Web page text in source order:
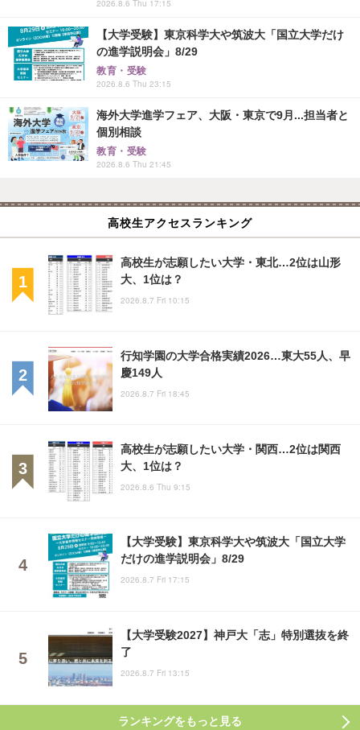
2026.8.6 Thu 17:15
【大学受験】東京科学大や筑波大「国立大学だけ
の進学説明会」8/29
教育・受験
2026.8.6 Thu 23:15
海外大学進学フェア、大阪・東京で9月...担当者と
個別相談
教育・受験
2026.8.6 Thu 21:45
高校生アクセスランキング
高校生が志願したい大学・東北…2位は山形
大、1位は？
2026.8.7 Fri 10:15
行知学園の大学合格実績2026…東大55人、早
慶149人
2026.8.7 Fri 18:45
高校生が志願したい大学・関西…2位は関西
大、1位は？
2026.8.6 Thu 9:15
【大学受験】東京科学大や筑波大「国立大学
だけの進学説明会」8/29
2026.8.7 Fri 17:15
【大学受験2027】神戸大「志」特別選抜を終
了
2026.8.7 Fri 13:15
ランキングをもっと見る